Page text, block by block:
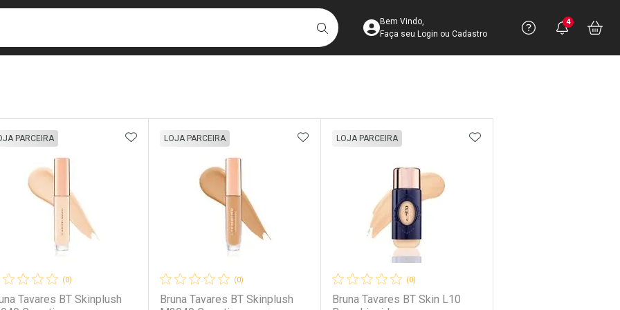
BUSCARAcesse sua Conta
Bem Vindo,
Faça seu Login ou Cadastro
Precisa
Ver Recursos
Você
4
(0)
Tavares BT Skinplush
PARCEIRA ADICIONAR AOS FAVORITOS
(0)
Bruna Tavares BT Skinplush
LOJA PARCEIRA ADICIONAR AOS FAVORITOS
(0)
Bruna Tavares BT Skin L10
LOJA PARCEIRA ADICIONAR AOS